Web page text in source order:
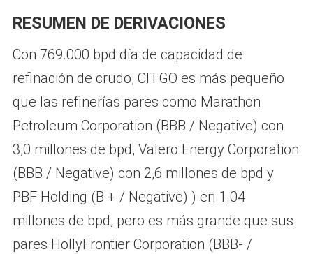
RESUMEN DE DERIVACIONES
Con 769.000 bpd día de capacidad de
refinación de crudo, CITGO es más pequeño
que las refinerías pares como Marathon
Petroleum Corporation (BBB / Negative) con
3,0 millones de bpd, Valero Energy Corporation
(BBB / Negative) con 2,6 millones de bpd y
PBF Holding (B + / Negative) ) en 1.04
millones de bpd, pero es más grande que sus
pares HollyFrontier Corporation (BBB- /